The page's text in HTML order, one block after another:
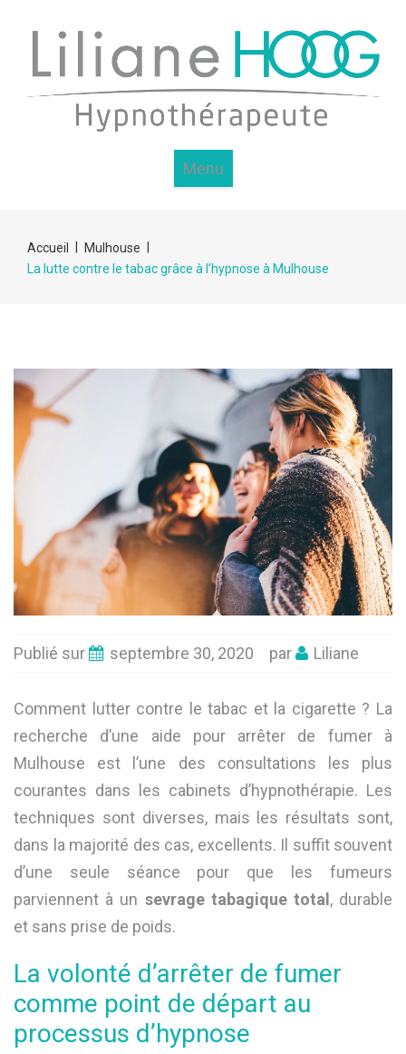
Menu
Accueil Mulhouse
La lutte contre le tabac grâce à l’hypnose à Mulhouse
Publié sur septembre 30, 2020 par Liliane
Comment lutter contre le tabac et la cigarette ? La
recherche d’une aide pour arrêter de fumer à
Mulhouse est l’une des consultations les plus
courantes dans les cabinets d’hypnothérapie. Les
techniques sont diverses, mais les résultats sont,
dans la majorité des cas, excellents. Il suffit souvent
d’une seule séance pour que les fumeurs
parviennent à un sevrage tabagique total , durable
et sans prise de poids.
La volonté d’arrêter de fumer
comme point de départ au
processus d’hypnose